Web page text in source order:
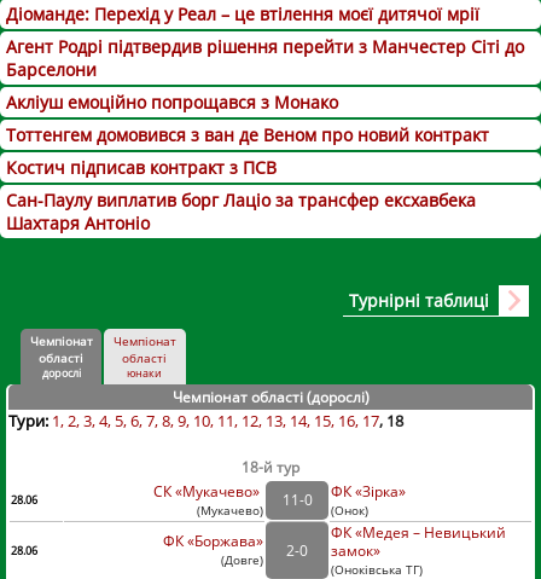
Діоманде: Перехід у Реал – це втілення моєї дитячої мрії
Агент Родрі підтвердив рішення перейти з Манчестер Сіті до
Барселони
Акліуш емоційно попрощався з Монако
Тоттенгем домовився з ван де Веном про новий контракт
Костич підписав контракт з ПСВ
Сан-Паулу виплатив борг Лаціо за трансфер ексхавбека
Шахтаря Антоніо
Турнірні таблиці
Чемпіонат
області
дорослі
Чемпіонат
області
юнаки
Чемпіонат області (дорослі)
Тури: 1 2 3 4 5 6 7 8 9 10 11 12 13 14 15 16 17 18
18-й тур
28.06 СК «Мукачево»
(Мукачево)
11-0 ФК «Зірка»
(Онок)
28.06
ФК «Боржава»
(Довге)
2-0
ФК «Медея – Невицький
замок»
(Оноківська ТГ)